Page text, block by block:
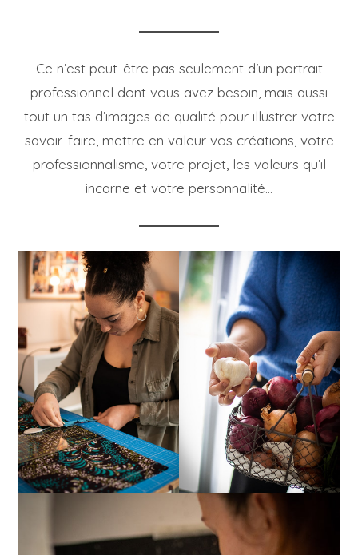
Ce n’est peut-être pas seulement d’un portrait
professionnel dont vous avez besoin, mais aussi
tout un tas d’images de qualité pour illustrer votre
savoir-faire, mettre en valeur vos créations, votre
professionnalisme, votre projet, les valeurs qu’il
incarne et votre personnalité…